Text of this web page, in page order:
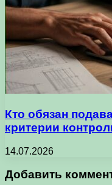
Кто обязан
критерии
14.07.2026
Добавить